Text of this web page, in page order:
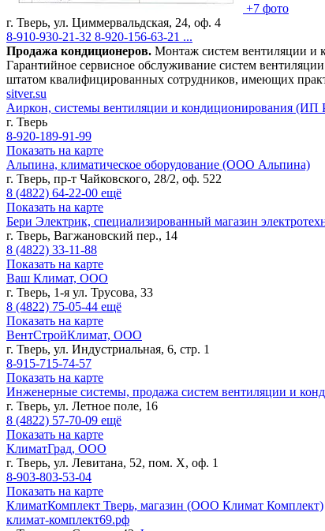
+7 фото
г. Тверь, ул. Циммервальдская, 24, оф. 4
8-910-930-21-32 8-920-156-63-21 ...
Продажа кондиционеров. Монтаж систем вентиляции и
Гарантийное сервисное обслуживание систем
штатом квалифицированных сотрудников, имеющих
sitver.su
Аиркон, системы вентиляции и кондиционирования (ИП
г. Тверь
8-920-189-91-99
Показать на карте
Альпина, климатическое оборудование (ООО Альпина)
г. Тверь, пр-т Чайковского, 28/2, оф. 522
8 (4822) 64-22-00 ещё
Показать на карте
Бери Электрик, специализированный магазин
г. Тверь, Вагжановский пер., 14
8 (4822) 33-11-88
Показать на карте
Ваш Климат, ООО
г. Тверь, 1-я ул. Трусова, 33
8 (4822) 75-05-44 ещё
Показать на карте
ВентСтройКлимат, ООО
г. Тверь, ул. Индустриальная, 6, стр. 1
8-915-715-74-57
Показать на карте
Инженерные системы, продажа систем вентиляции и
г. Тверь, ул. Летное поле, 16
8 (4822) 57-70-09 ещё
Показать на карте
КлиматГрад, ООО
г. Тверь, ул. Левитана, 52, пом. Х, оф. 1
8-903-803-53-04
Показать на карте
КлиматКомплект Тверь, магазин (ООО Климат Комплект)
климат-комплект69.рф